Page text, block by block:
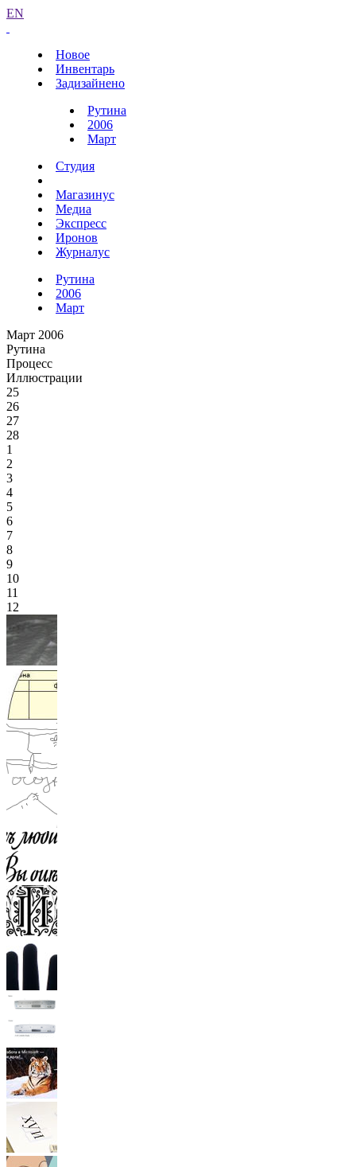
EN
Новое
Инвентарь
Задизайнено
Рутина
2006
Март
Студия
Магазинус
Медиа
Экспресс
Иронов
Журналус
Рутина
2006
Март
Март 2006
Рутина
Процесс
Иллюстрации
25
26
27
28
1
2
3
4
5
6
7
8
9
10
11
12